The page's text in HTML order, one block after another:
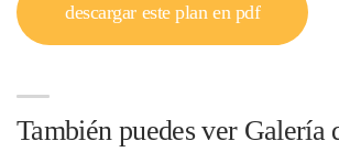
descargar este plan en pdf
También puedes ver Galería